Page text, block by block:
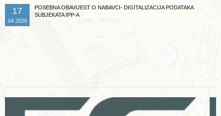
17
04.2026
POSEBNA OBAVIJEST O NABAVCI- DIGITALIZACIJA PODATAKA
SUBJEKATA IPP-A